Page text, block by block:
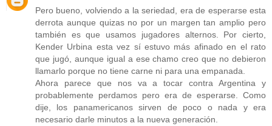
Pero bueno, volviendo a la seriedad, era de esperarse esta
derrota aunque quizas no por un margen tan amplio pero
también es que usamos jugadores alternos. Por cierto,
Kender Urbina esta vez sí estuvo más afinado en el rato
que jugó, aunque igual a ese chamo creo que no debieron
llamarlo porque no tiene carne ni para una empanada.
Ahora parece que nos va a tocar contra Argentina y
probablemente perdamos pero era de esperarse. Como
dije, los panamericanos sirven de poco o nada y era
necesario darle minutos a la nueva generación.